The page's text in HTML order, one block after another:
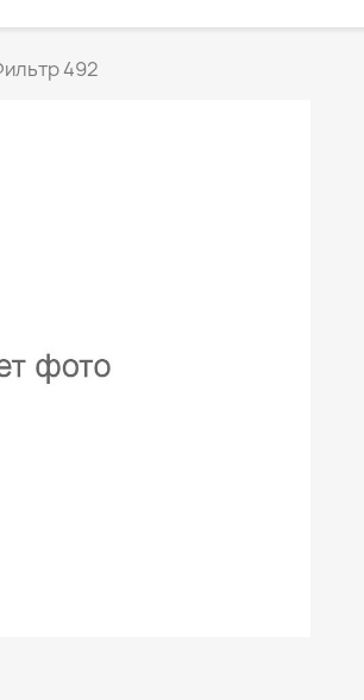
492